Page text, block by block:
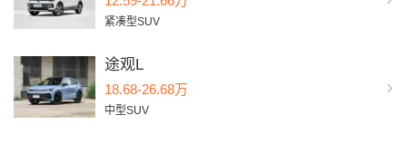
紧凑型SUV
途观L
18.68-26.68万
中型SUV